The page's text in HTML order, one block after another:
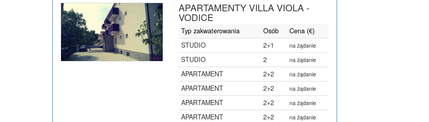
APARTAMENTY VILLA VIOLA -
VODICE
Typ zakwaterowania Osób
Cena (€)
STUDIO
2+1 na żądanie
STUDIO 2 na żądanie
APARTAMENT 2+2 na żądanie
APARTAMENT 2+2 na żądanie
APARTAMENT 2+2 na żądanie
APARTAMENT 2+2 na żądanie